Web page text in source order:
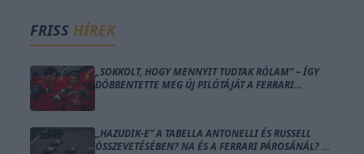
FRISS HÍREK
„SOKKOLT, HOGY MENNYIT TUDTAK RÓLAM” – ÍGY
DÖBBENTETTE MEG ÚJ PILÓTÁJÁT A FERRARI
„HAZUDIK-E” A TABELLA ANTONELLI ÉS RUSSELL
ÖSSZEVETÉSÉBEN? NA ÉS A FERRARI PÁROSÁNÁL? –